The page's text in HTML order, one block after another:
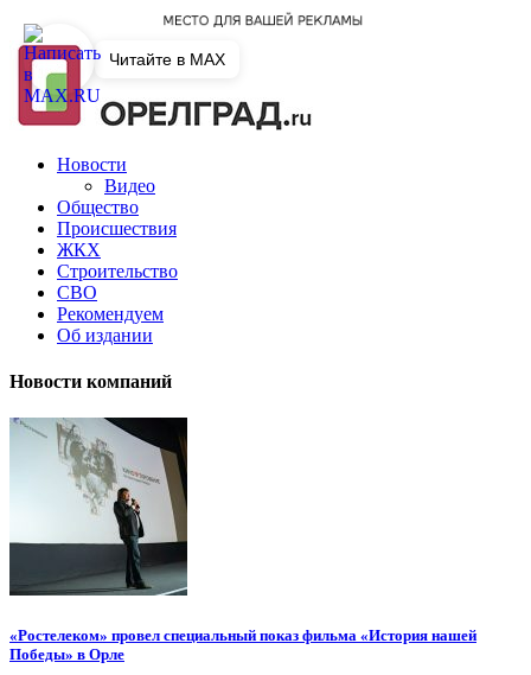
Новости
Видео
Общество
Происшествия
ЖКХ
Строительство
СВО
Рекомендуем
Об издании
Новости компаний
«Ростелеком» провел специальный показ фильма «История нашей
Победы» в Орле
Читайте в MAX